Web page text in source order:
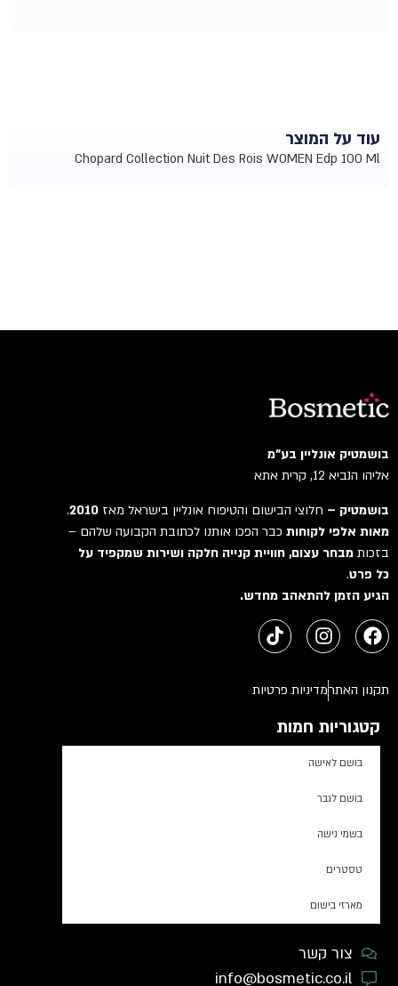
עוד על המוצר
Chopard Collection Nuit Des Rois WOMEN Edp 100 Ml
בושמטיק אונליין בע"מ
אליהו הנביא 12, קרית אתא
בושמטיק –חלוצי הבישום והטיפוח אונליין בישראל מאז2010
.
מאות אלפי לקוחותכבר הפכו אותנו לכתובת הקבועה שלהם –
בזכותמבחר עצום, חוויית קנייה חלקה ושירות שמקפיד על
כל פרט.
הגיע הזמן להתאהב מחדש.
תקנון האתרמדיניות פרטיות
קטגוריות חמות
בושם לאישה
בושם לגבר
בשמי נישה
טסטרים
מארזי בישום
צור קשר
info@bosmetic.co.il